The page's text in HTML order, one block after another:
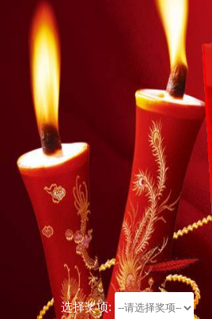
选择奖项: